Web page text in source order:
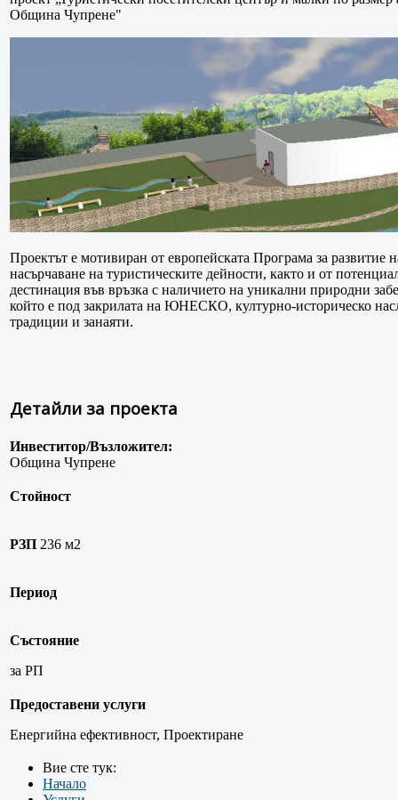
Община Чупрене"
Проектът е мотивиран от европейската Програма за развитие
насърчаване на туристическите дейности, както и от
дестинация във връзка с наличието на уникални природни
който е под закрилата на ЮНЕСКО, културно-историческо
традиции и занаяти.
Детайли за проекта
Инвеститор/Възложител:
Община Чупрене
Стойност
РЗП 236 м2
Период
Състояние
за РП
Предоставени услуги
Енергийна ефективност, Проектиране
Вие сте тук:
Начало